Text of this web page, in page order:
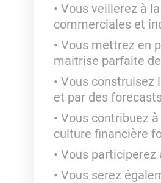
Vous veillerez à
commerciales et
Vous mettrez en
maitrise parfaite
Vous construisez
et par des
Vous contribuez à
culture financière
Vous participerez
Vous serez